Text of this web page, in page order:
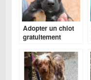
Adopter un chiot
gratuitement